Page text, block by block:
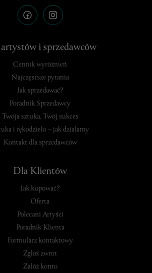
i sprzedawców
Cennik wyróżnień
Najczęstsze pytania
Jak sprzedawać?
Poradnik Sprzedawcy
Twoja sztuka, Twój sukces
i rękodzieło – jak działamy
Kontakt dla sprzedawców
Dla Klientów
Jak kupować?
Oferta
Polecani Artyści
Poradnik Klienta
Formularz kontaktowy
Zgłoś zwrot
Załóż konto